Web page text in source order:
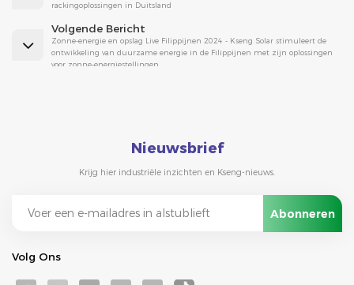
rackingoplossingen in Duitsland
Volgende Bericht
Zonne-energie en opslag Live Filippijnen 2024 - Kseng Solar stimuleert de
ontwikkeling van duurzame energie in de Filippijnen met zijn oplossingen
voor zonne-energiestellingen
Nieuwsbrief
Krijg hier industriële inzichten en Kseng-nieuws.
Volg Ons